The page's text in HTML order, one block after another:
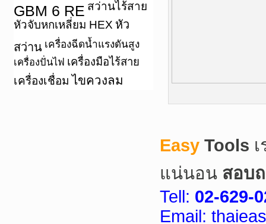
GBM 6 RE สว่านไร้สาย
หัวจับหกเหลี่ยม HEX หัว
สว่าน เครื่องฉีดน้ำแรงดันสูง
เครื่องปั่นไฟ เครื่องมือไร้สาย
เครื่องเชื่อม ไขควงลม
Easy Tools
แน่นอน สอบ
Tell: 02-629-
Email: